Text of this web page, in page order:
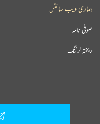
ہماری ویب سائٹس
صوفی نامہ
ریختہ لرننگ